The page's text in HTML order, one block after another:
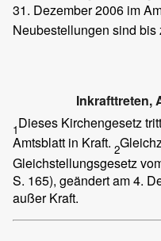
31. Dezember 2006 im
Neubestellungen sind bis
Inkrafttreten,
1Dieses Kirchengesetz
Amtsblatt in Kraft. 2
Gleichstellungsgesetz
S. 165), geändert am 4.
außer Kraft.